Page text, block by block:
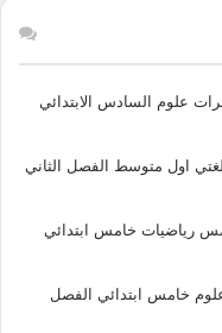
علوم السادس الابتدائي
اول متوسط الفصل الثاني
رياضيات خامس ابتدائي
خامس ابتدائي الفصل